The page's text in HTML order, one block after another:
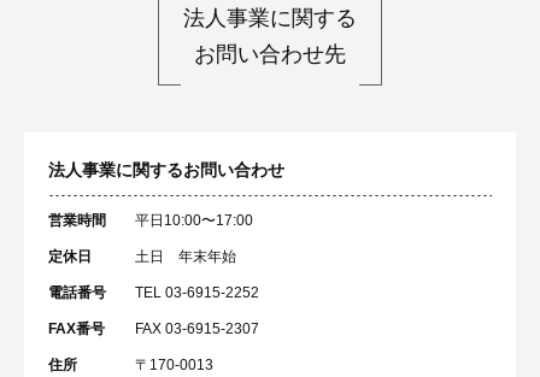
法人事業に関する
お問い合わせ先
法人事業に関するお問い合わせ
営業時間 平日10:00〜17:00
定休日 土日 年末年始
電話番号 TEL 03-6915-2252
FAX番号 FAX 03-6915-2307
住所
〒170-0013